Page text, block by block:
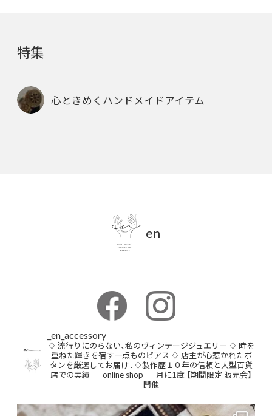
特集
心ときめくハンドメイドアイテム
en
_en_accessory
♢ 流行りにのらない、私のヴィンテージジュエリー ♢ 時を
重ねた輝きを宿す一点ものピアス ♢ 店主が心惹かれたボ
タンを厳選してお届け . ♢製作歴１０年の信頼と大型百貨
店での実績 --- online shop --- 月に1度 【期間限定 販売会】
開催